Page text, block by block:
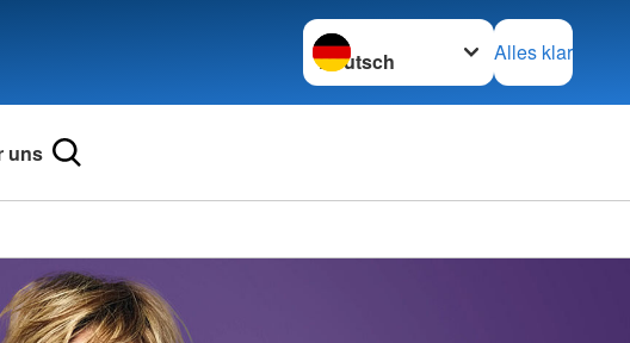
Sprache wechseln zu
Alles klar
uns